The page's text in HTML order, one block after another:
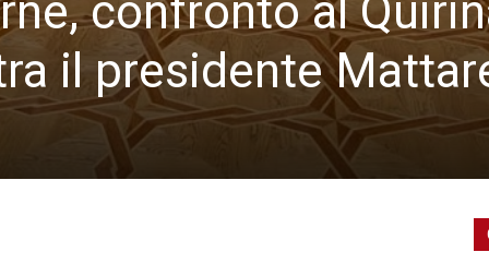
confronto al
il presidente